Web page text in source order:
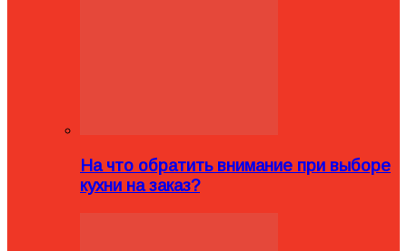
На что обратить внимание при выборе
кухни на заказ?